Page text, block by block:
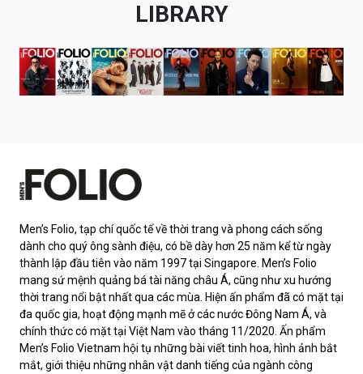
LIBRARY
Men’s Folio, tạp chí quốc tế về thời trang và phong cách sống
dành cho quý ông sành điệu, có bề dày hơn 25 năm kể từ ngày
thành lập đầu tiên vào năm 1997 tại Singapore. Men’s Folio
mang sứ mệnh quảng bá tài năng châu Á, cũng như xu hướng
thời trang nổi bật nhất qua các mùa. Hiện ấn phẩm đã có mặt tại
đa quốc gia, hoạt động mạnh mẽ ở các nước Đông Nam Á, và
chính thức có mặt tại Việt Nam vào tháng 11/2020. Ấn phẩm
Men’s Folio Vietnam hội tụ những bài viết tinh hoa, hình ảnh bắt
mắt, giới thiệu những nhân vật danh tiếng của ngành công